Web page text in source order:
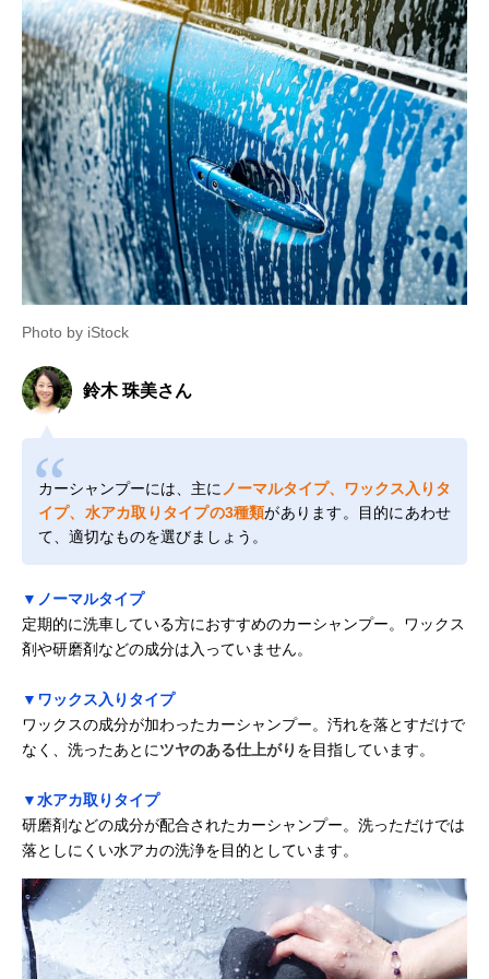
Photo by iStock
鈴木 珠美さん
カーシャンプーには、主に ノーマルタイプ、ワックス入りタ
イプ、水アカ取りタイプの3種類があります。目的にあわせ
て、適切なものを選びましょう。
▼ノーマルタイプ
定期的に洗車している方におすすめのカーシャンプー。ワックス
剤や研磨剤などの成分は入っていません。
▼ワックス入りタイプ
ワックスの成分が加わったカーシャンプー。汚れを落とすだけで
なく、洗ったあとにツヤのある仕上がり を目指しています。
▼水アカ取りタイプ
研磨剤などの成分が配合されたカーシャンプー。洗っただけでは
落としにくい水アカの洗浄を目的としています。